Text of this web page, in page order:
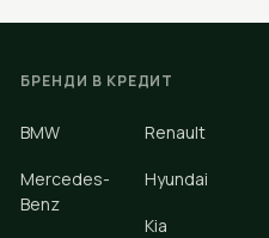
БРЕНДИ В КРЕДИТ
BMW
Mercedes-
Benz
Renault
Hyundai
Kia